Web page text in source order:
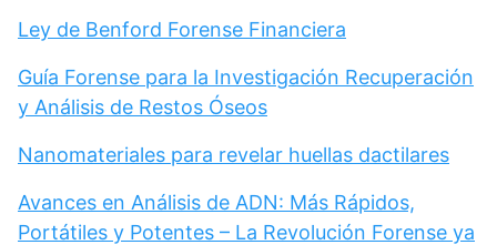
Ley de Benford Forense Financiera
Guía Forense para la Investigación Recuperación
y Análisis de Restos Óseos
Nanomateriales para revelar huellas dactilares
Avances en Análisis de ADN: Más Rápidos,
Portátiles y Potentes – La Revolución Forense ya